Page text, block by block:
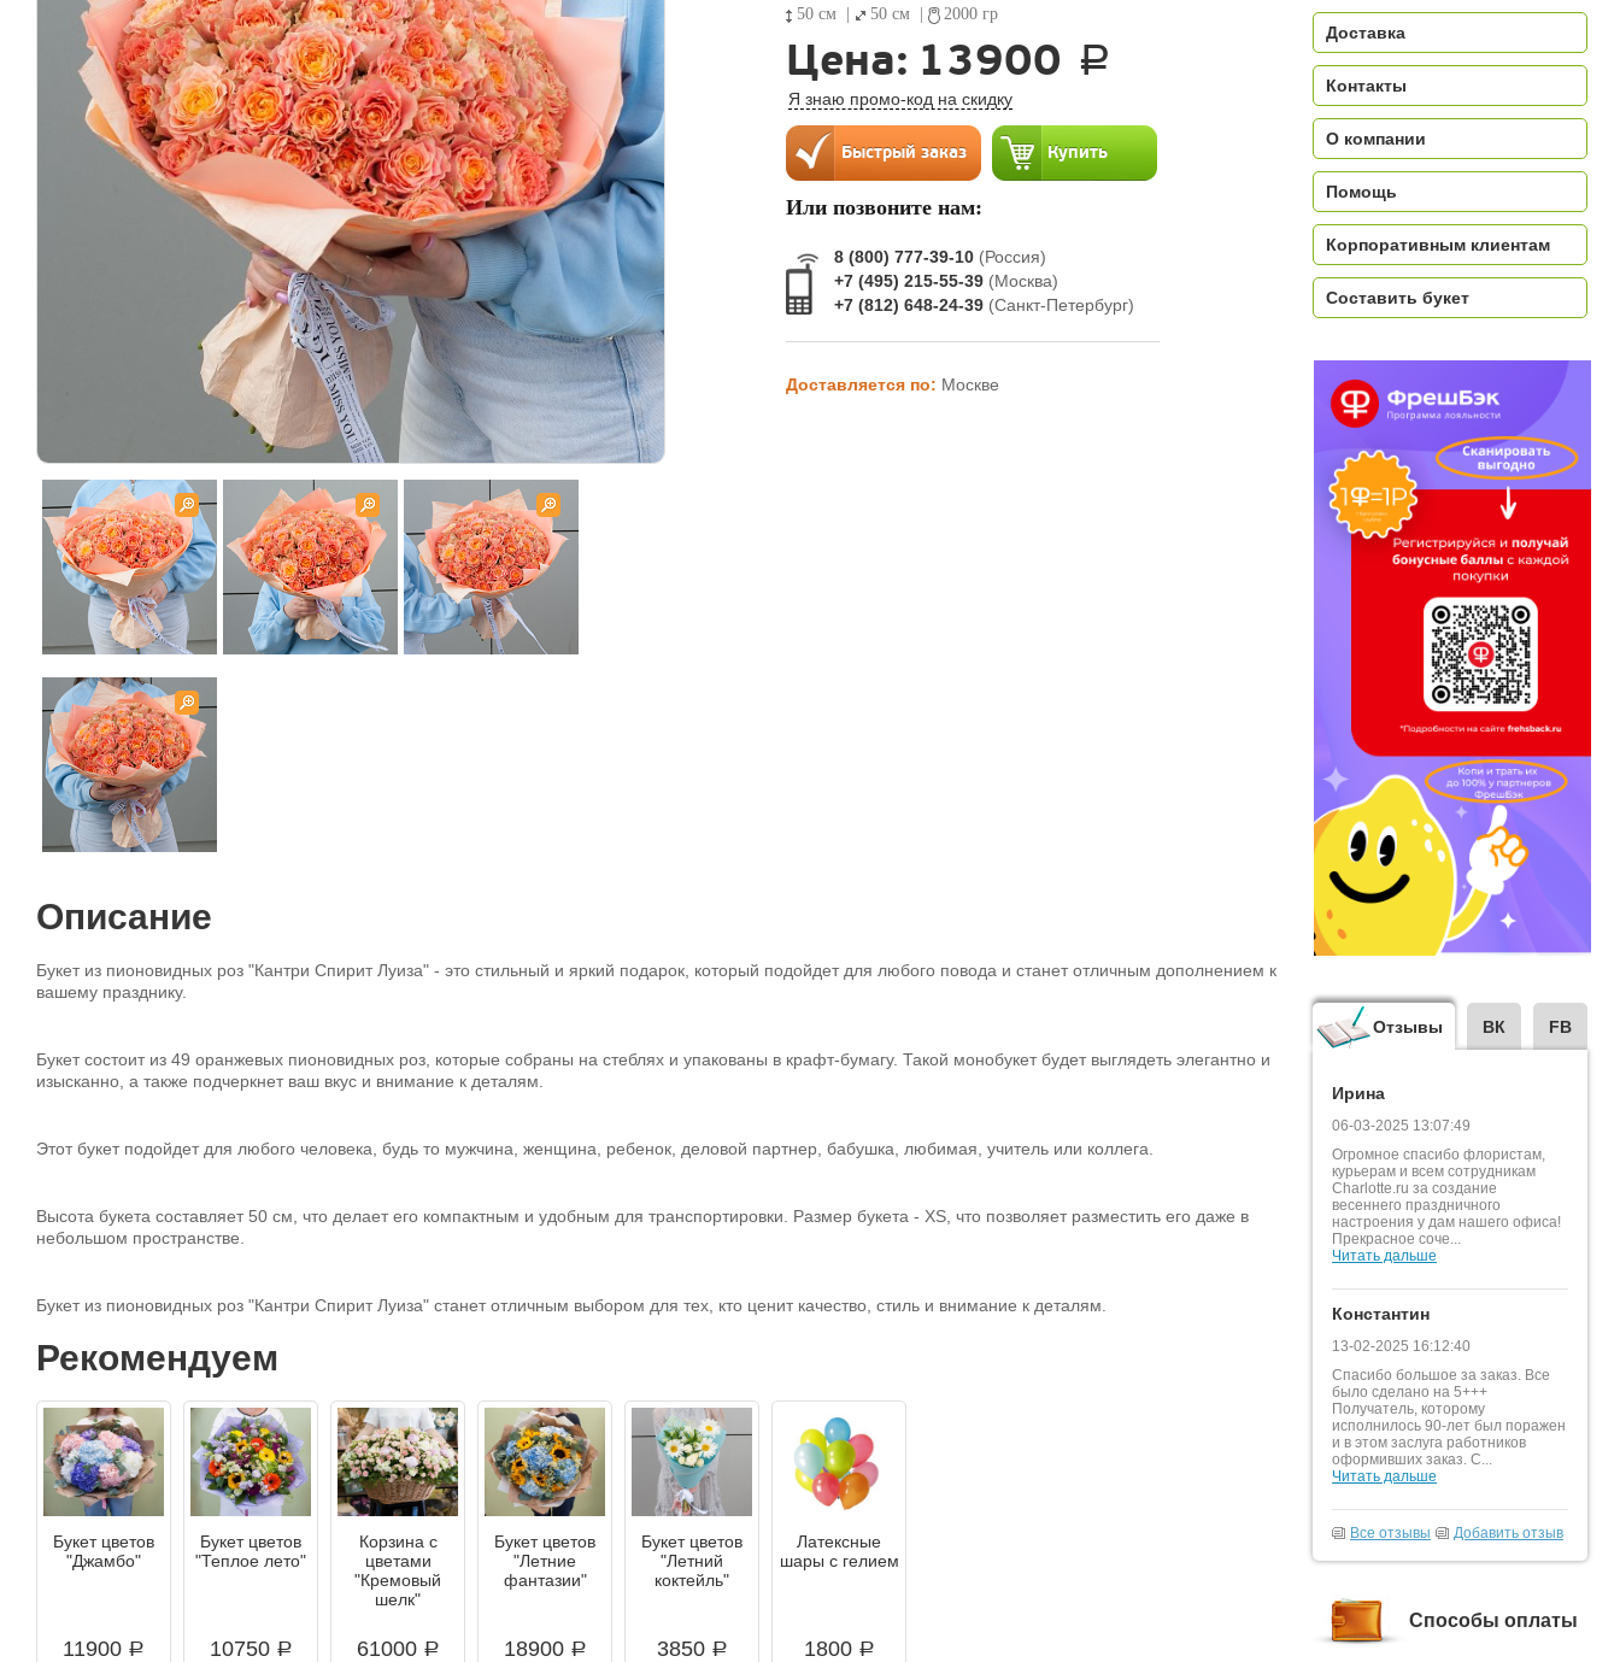
50 см
50 см 2000 гр
Цена: 13900 a
Я знаю промо-код на скидку
Или позвоните нам:
8 (800) 777-39-10 (Россия)
+7 (495) 215-55-39 (Москва)
+7 (812) 648-24-39 (Санкт-Петербург)
Доставляется по: Москве
Описание
Букет из пионовидных роз "Кантри Спирит Луиза" - это стильный и яркий подарок, который подойдет для любого повода и станет отличным дополнением к
вашему празднику.
Букет состоит из 49 оранжевых пионовидных роз, которые собраны на стеблях и упакованы в крафт-бумагу. Такой монобукет будет выглядеть элегантно и
изысканно, а также подчеркнет ваш вкус и внимание к деталям.
Этот букет подойдет для любого человека, будь то мужчина, женщина, ребенок, деловой партнер, бабушка, любимая, учитель или коллега.
Высота букета составляет 50 см, что делает его компактным и удобным для транспортировки. Размер букета - XS, что позволяет разместить его даже в
небольшом пространстве.
Букет из пионовидных роз "Кантри Спирит Луиза" станет отличным выбором для тех, кто ценит качество, стиль и внимание к деталям.
Рекомендуем
Букет цветов
"Джамбо"
11900 a
Букет цветов
"Теплое лето"
10750 a
Корзина с
цветами
"Кремовый
шелк"
61000 a
Букет цветов
"Летние
фантазии"
18900 a
Букет цветов
"Летний
коктейль"
3850 a
Латексные
шары с гелием
1800 a
Доставка
Контакты
О компании
Помощь
Корпоративным клиентам
Составить букет
Отзывы ВК FB
Ирина
06-03-2025 13:07:49
Огромное спасибо флористам,
курьерам и всем сотрудникам
Charlotte.ru за создание
весеннего праздничного
настроения у дам нашего офиса!
Прекрасное соче...
Читать дальше
Константин
13-02-2025 16:12:40
Спасибо большое за заказ. Все
было сделано на 5+++
Получатель, которому
исполнилось 90-лет был поражен
и в этом заслуга работников
оформивших заказ. С...
Читать дальше
Все отзывы Добавить отзыв
Способы оплаты